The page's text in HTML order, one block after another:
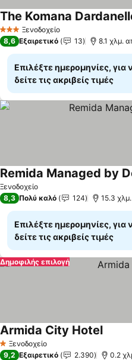
3 ΑστέριαΞενοδοχείο
The Komana
8,6 Εξαιρετικό 13 8.1 χλμ.
Επιλέξτε ημερομηνίες, για
δείτε τις ακριβείς τιμές
Ξενοδοχείο
Remida Managed by
8,3 Πολύ καλό 124 15.3
Επιλέξτε ημερομηνίες, για
δείτε τις ακριβείς τιμές
Δημοφιλής επιλογή
1 Αστέρια
Ξενοδοχείο
Armida City Hotel
9,2 Εξαιρετικό 2.390 0.2